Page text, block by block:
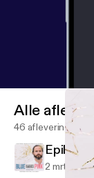
Alle
46 afleveringen
2 mrt 2017